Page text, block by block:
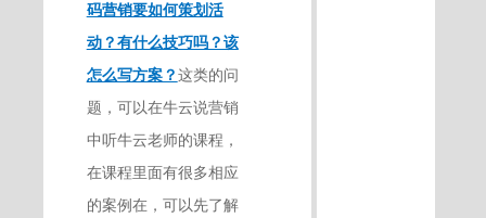
码营销要如何策划活
动？有什么技巧吗？该
怎么写方案？这类的问
题，可以在牛云说营销
中听牛云老师的课程，
在课程里面有很多相应
的案例在，可以先了解